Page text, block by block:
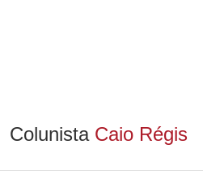
Colunista Caio Régis